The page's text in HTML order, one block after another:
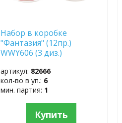
Набор в коробке
"Фантазия" (12пр.)
WWY606 (3 диз.)
артикул: 82666
кол-во в уп.: 6
мин. партия: 1
Купить